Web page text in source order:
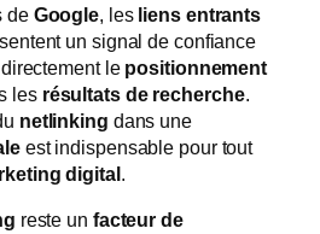
de Google, les liens entrants
un signal de confiance
le positionnement
les résultats de recherche.
netlinking dans une
est indispensable pour tout
digital.
reste un facteur de